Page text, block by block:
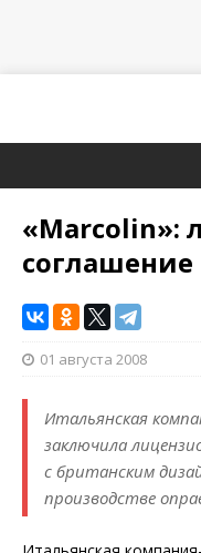
«Marcolin»:
соглашение
01 августа 2008
Итальянская
заключила
с британским
производстве